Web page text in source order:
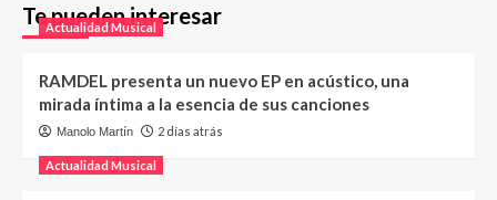
Te pueden interesar
Actualidad Musical
RAMDEL presenta un nuevo EP en acústico, una
mirada íntima a la esencia de sus canciones
Manolo Martín 2 días atrás
Actualidad Musical